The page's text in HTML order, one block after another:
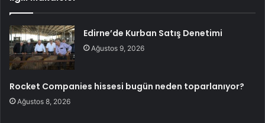
Edirne’de Kurban Satış Denetimi
Ağustos 9, 2026
Rocket Companies hissesi bugün neden toparlanıyor?
Ağustos 8, 2026